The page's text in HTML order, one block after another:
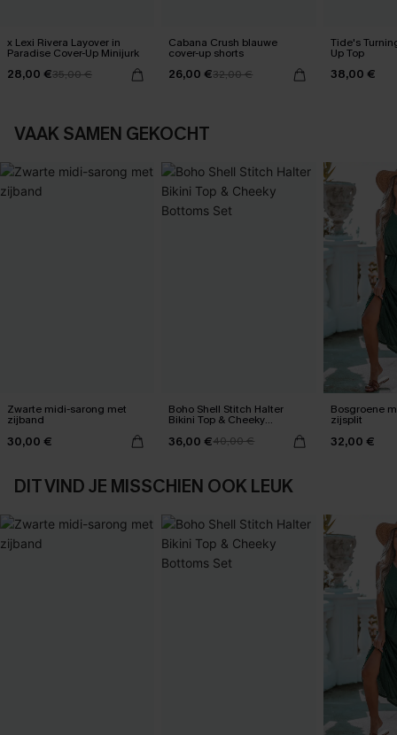
x Lexi Rivera Layover in
Paradise Cover-Up Minijurk
28,00 €35,00 €
Cabana Crush blauwe
cover-up shorts
26,00 €32,00 €
Tide's
Up Top
38,00 €
VAAK SAMEN GEKOCHT
Zwarte midi-sarong met
zijband
30,00 €
Boho Shell Stitch Halter
Bikini Top & Cheeky
36,00 €40,00 €
Bosgroene
zijsplit
32,00 €
DIT VIND JE MISSCHIEN OOK LEUK